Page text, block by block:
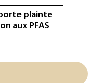
plainte
aux PFAS
juillet, la